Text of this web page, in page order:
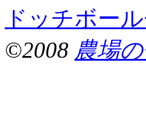
ドッチボー
©2008 農場